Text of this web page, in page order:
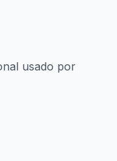
usado por